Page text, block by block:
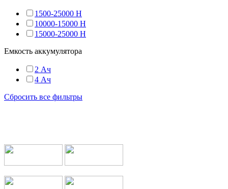
1500-25000 Н
10000-15000 Н
15000-25000 Н
Емкость аккумулятора
2 Ач
4 Ач
Сбросить все фильтры